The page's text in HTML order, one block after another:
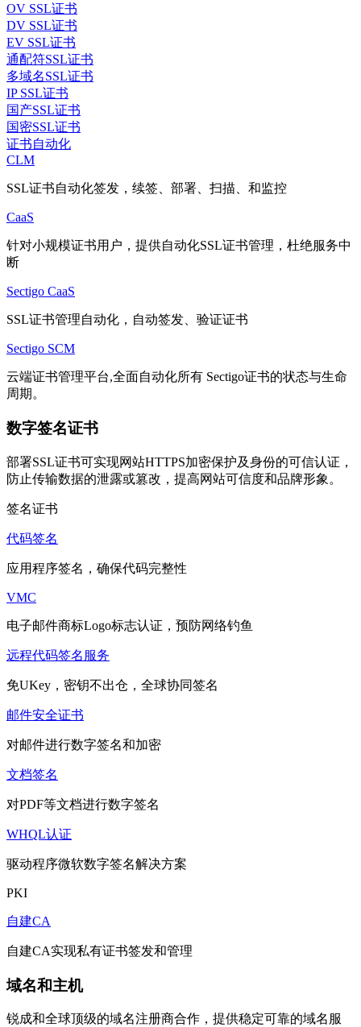
OV SSL证书
DV SSL证书
EV SSL证书
通配符SSL证书
多域名SSL证书
IP SSL证书
国产SSL证书
国密SSL证书
证书自动化
CLM
SSL证书自动化签发，续签、部署、扫描、和监控
CaaS
针对小规模证书用户，提供自动化SSL证书管理，杜绝服务中
断
Sectigo CaaS
SSL证书管理自动化，自动签发、验证证书
Sectigo SCM
云端证书管理平台,全面自动化所有 Sectigo证书的状态与生命
周期。
数字签名证书
部署SSL证书可实现网站HTTPS加密保护及身份的可信认证，
防止传输数据的泄露或篡改，提高网站可信度和品牌形象。
签名证书
代码签名
应用程序签名，确保代码完整性
VMC
电子邮件商标Logo标志认证，预防网络钓鱼
远程代码签名服务
免UKey，密钥不出仓，全球协同签名
邮件安全证书
对邮件进行数字签名和加密
文档签名
对PDF等文档进行数字签名
WHQL认证
驱动程序微软数字签名解决方案
PKI
自建CA
自建CA实现私有证书签发和管理
域名和主机
锐成和全球顶级的域名注册商合作，提供稳定可靠的域名服